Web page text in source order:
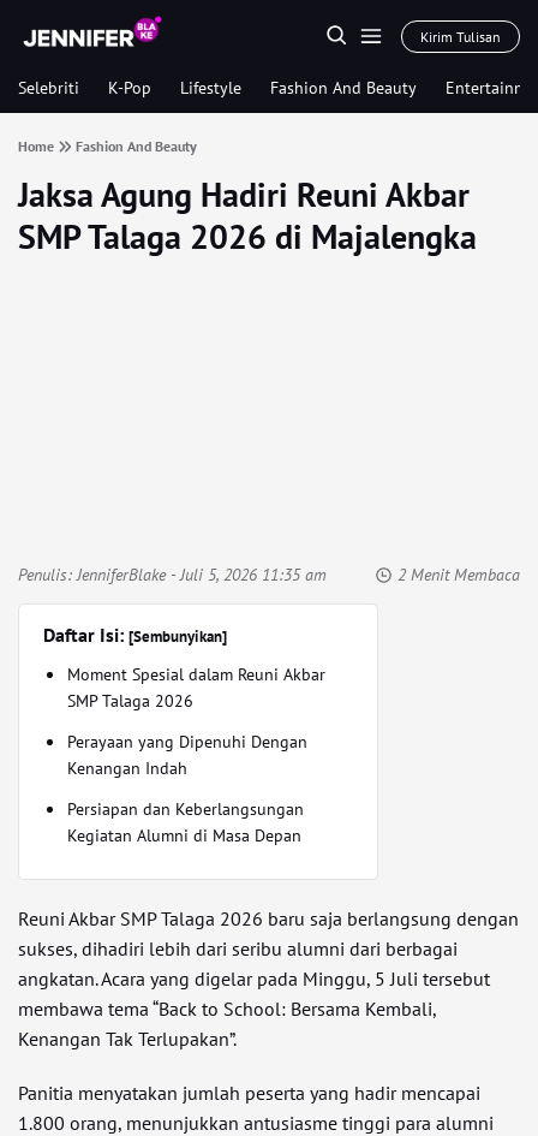
Kirim Tulisan
Selebriti K-Pop Lifestyle Fashion And Beauty
Home Fashion And Beauty
Jaksa Agung Hadiri Reuni Akbar
SMP Talaga 2026 di Majalengka
Penulis:JenniferBlake- Juli 5, 2026 11:35 am 2 Menit Membaca
Daftar Isi: [Sembunyikan]
Moment Spesial dalam Reuni Akbar
SMP Talaga 2026
Perayaan yang Dipenuhi Dengan
Kenangan Indah
Persiapan dan Keberlangsungan
Kegiatan Alumni di Masa Depan
Reuni Akbar SMP Talaga 2026 baru saja berlangsung dengan
sukses, dihadiri lebih dari seribu alumni dari berbagai
angkatan. Acara yang digelar pada Minggu, 5 Juli tersebut
membawa tema “Back to School: Bersama Kembali,
Kenangan Tak Terlupakan”.
Panitia menyatakan jumlah peserta yang hadir mencapai
1.800 orang, menunjukkan antusiasme tinggi para alumni